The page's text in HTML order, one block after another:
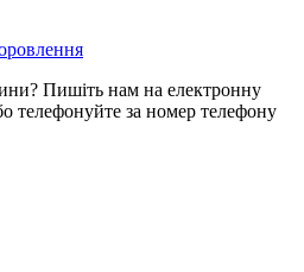
Пишіть нам на електронну
телефонуйте за номер телефону